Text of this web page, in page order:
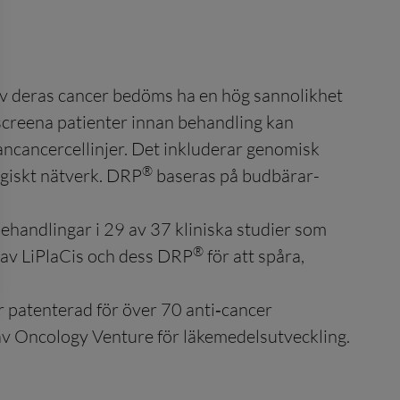
cancer bedöms ha en hög sannolikhet
patienter innan behandling kan
Det inkluderar genomisk
nätverk. DRP® baseras på budbärar-
i 29 av 37 kliniska studier som
LiPlaCis och dess DRP® för att spåra,
patenterad för över 70 anti‑cancer
Oncology Venture för läkemedelsutveckling.